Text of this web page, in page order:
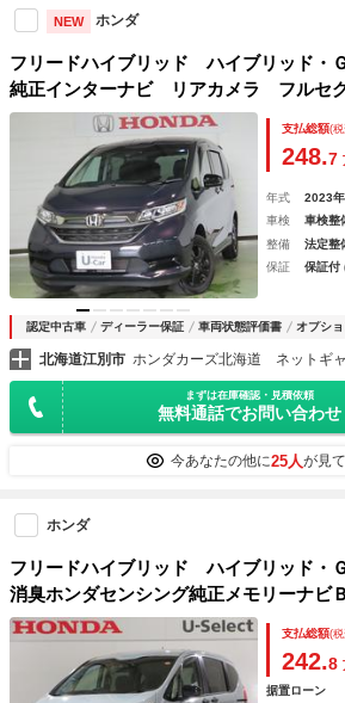
NEW ホンダ
フリードハイブリッド ハイブリッド・
純正インターナビ リアカメラ フルセ
コ 純正リモコンスターター シートヒ
両側電動スライドドア ドライブレコ
ステム アイドリングストップ
支払総額(
248.7
年式 2023年
車検
車検整
整備
法定整
保証
保証付
認定中古車 ディーラー保証 車両状態評価書 オプシ
北海道江別市 ホンダカーズ北海道 ネットギ
まずは在庫確認・見積依頼
無料通話でお問い合わせ
今あなたの他に25人が見
ホンダ
フリードハイブリッド ハイブリッド・
消臭ホンダセンシング純正メモリーナビ
ラレコＥＴＣＲカメラワンオーナー 地
Ｂ １オーナー 禁煙車 衝突被害軽減
ドライト Ｂカメラ シートヒーター
支払総額(
242.8
据置ローン